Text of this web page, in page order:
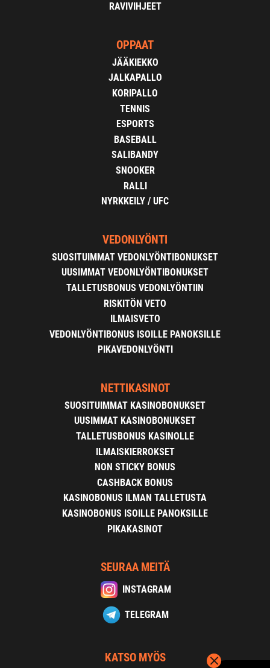
RAVIVIHJEET
OPPAAT
JÄÄKIEKKO
JALKAPALLO
KORIPALLO
TENNIS
ESPORTS
BASEBALL
SALIBANDY
SNOOKER
RALLI
NYRKKEILY / UFC
VEDONLYÖNTI
SUOSITUIMMAT VEDONLYÖNTIBONUKSET
UUSIMMAT VEDONLYÖNTIBONUKSET
TALLETUSBONUS VEDONLYÖNTIIN
RISKITÖN VETO
ILMAISVETO
VEDONLYÖNTIBONUS ISOILLE PANOKSILLE
PIKAVEDONLYÖNTI
NETTIKASINOT
SUOSITUIMMAT KASINOBONUKSET
UUSIMMAT KASINOBONUKSET
TALLETUSBONUS KASINOLLE
ILMAISKIERROKSET
NON STICKY BONUS
CASHBACK BONUS
KASINOBONUS ILMAN TALLETUSTA
KASINOBONUS ISOILLE PANOKSILLE
PIKAKASINOT
SEURAA MEITÄ
INSTAGRAM
TELEGRAM
KATSO MYÖS